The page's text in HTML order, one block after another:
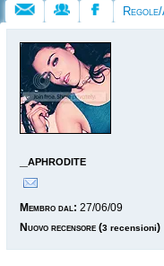
_aphrodite
Membro dal: 27/06/09
Nuovo recensore (3 recensioni)